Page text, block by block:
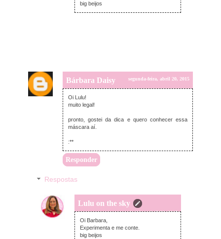
big beijos
Bárbara Daisy segunda-feira, abril 20, 2015
Oi Lulu!
muito legal!
pronto, gostei da dica e quero conhecer essa
máscara aí.
:**
Responder
Respostas
Lulu on the sky
segunda-feira, abril 20, 2015
Oi Barbara,
Experimenta e me conte.
big beijos